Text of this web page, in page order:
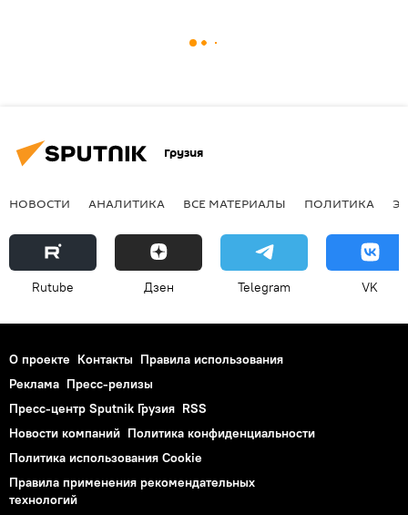
Грузия
НОВОСТИ АНАЛИТИКА ВСЕ МАТЕРИАЛЫ ПОЛИТИКА
Rutube Дзен Telegram VK
О проекте Контакты Правила использования
Реклама Пресс-релизы
Пресс-центр Sputnik Грузия RSS
Новости компаний Политика конфиденциальности
Политика использования Cookie
Правила применения рекомендательных
технологий